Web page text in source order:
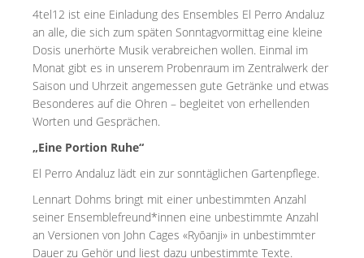
4tel12 ist eine Einladung des Ensembles El Perro Andaluz
an alle, die sich zum späten Sonntagvormittag eine kleine
Dosis unerhörte Musik verabreichen wollen. Einmal im
Monat gibt es in unserem Probenraum im Zentralwerk der
Saison und Uhrzeit angemessen gute Getränke und etwas
Besonderes auf die Ohren – begleitet von erhellenden
Worten und Gesprächen.
„Eine Portion Ruhe“
El Perro Andaluz lädt ein zur sonntäglichen Gartenpflege.
Lennart Dohms bringt mit einer unbestimmten Anzahl
seiner Ensemblefreund*innen eine unbestimmte Anzahl
an Versionen von John Cages «Ryōanji» in unbestimmter
Dauer zu Gehör und liest dazu unbestimmte Texte.